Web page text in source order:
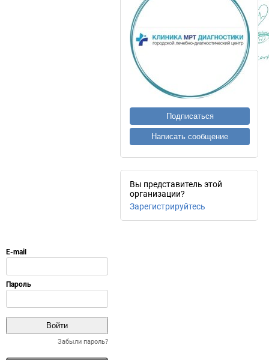
Забыли пароль?
Подписаться
Написать сообщение
Вы представитель этой
организации?
Зарегистрируйтесь